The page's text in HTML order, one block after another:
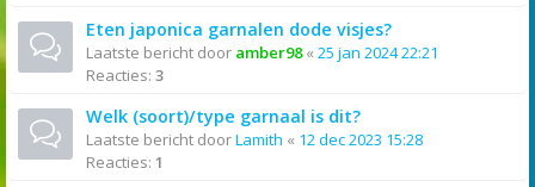
Eten japonica garnalen dode visjes?
Laatste bericht door amber98« 25 jan 2024 22:21
Reacties: 3
Welk (soort)/type garnaal is dit?
Laatste bericht doorLamith « 12 dec 2023 15:28
Reacties: 1